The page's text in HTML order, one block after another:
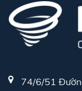
74/6/51